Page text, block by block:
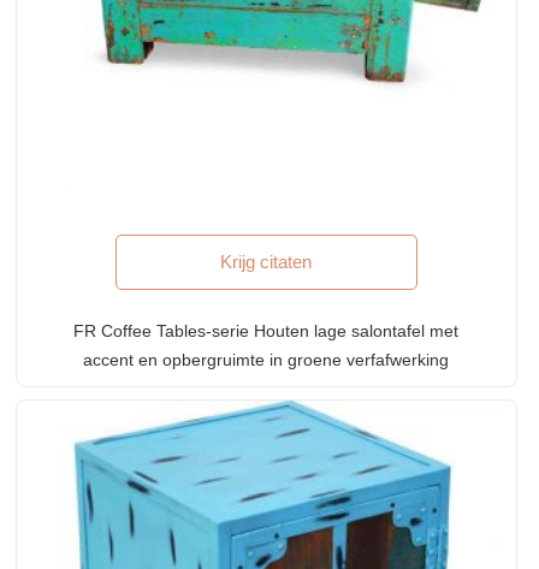
Krijg citaten
FR Coffee Tables-serie Houten lage salontafel met
accent en opbergruimte in groene verfafwerking